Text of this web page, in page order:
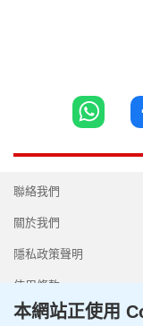
聯絡我們
關於我們
隱私政策聲明
使用條款
本網站正使用